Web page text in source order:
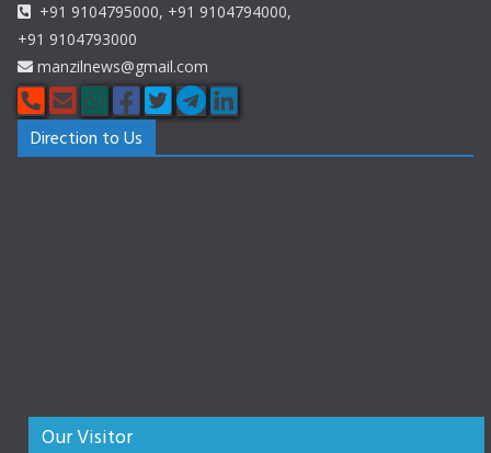
+91 9104795000, +91 9104794000,
+91 9104793000
manzilnews@gmail.com
Direction to Us
Our Visitor